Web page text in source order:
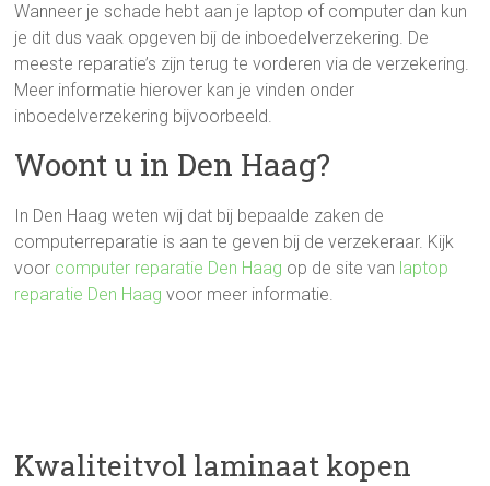
Wanneer je schade hebt aan je laptop of computer dan kun
je dit dus vaak opgeven bij de inboedelverzekering. De
meeste reparatie’s zijn terug te vorderen via de verzekering.
Meer informatie hierover kan je vinden onder
inboedelverzekering bijvoorbeeld.
Woont u in Den Haag?
In Den Haag weten wij dat bij bepaalde zaken de
computerreparatie is aan te geven bij de verzekeraar. Kijk
voor computer reparatie Den Haag op de site van laptop
reparatie Den Haag voor meer informatie.
Kwaliteitvol laminaat kopen